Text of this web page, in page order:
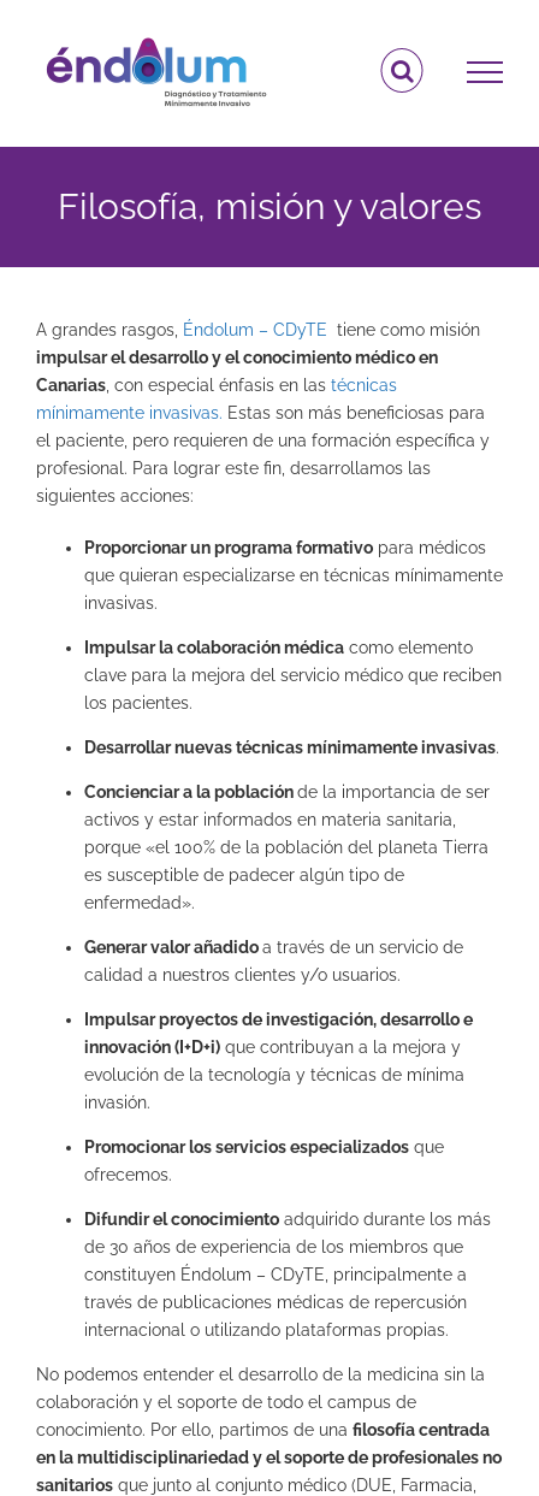
contenido
Filosofía, misión y valores
A grandes rasgos, Éndolum – CDyTE tiene como misión
impulsar el desarrollo y el conocimiento médico en
Canarias , con especial énfasis en las técnicas
mínimamente invasivas. Estas son más beneficiosas para
el paciente, pero requieren de una formación específica y
profesional. Para lograr este fin, desarrollamos las
siguientes acciones:
Proporcionar un programa formativo para médicos
que quieran especializarse en técnicas mínimamente
invasivas.
Impulsar la colaboración médica como elemento
clave para la mejora del servicio médico que reciben
los pacientes.
Desarrollar nuevas técnicas mínimamente invasivas.
Concienciar a la poblaciónde la importancia de ser
activos y estar informados en materia sanitaria,
porque «el 100% de la población del planeta Tierra
es susceptible de padecer algún tipo de
enfermedad».
Generar valor añadidoa través de un servicio de
calidad a nuestros clientes y/o usuarios.
Impulsar proyectos de investigación, desarrollo e
innovación (I+D+i) que contribuyan a la mejora y
evolución de la tecnología y técnicas de mínima
invasión.
Promocionar los servicios especializados que
ofrecemos.
Difundir el conocimiento adquirido durante los más
de 30 años de experiencia de los miembros que
constituyen Éndolum – CDyTE, principalmente a
través de publicaciones médicas de repercusión
internacional o utilizando plataformas propias.
No podemos entender el desarrollo de la medicina sin la
colaboración y el soporte de todo el campus de
conocimiento. Por ello, partimos de una filosofía centrada
en la multidisciplinariedad y el soporte de profesionales no
sanitarios que junto al conjunto médico (DUE, Farmacia,